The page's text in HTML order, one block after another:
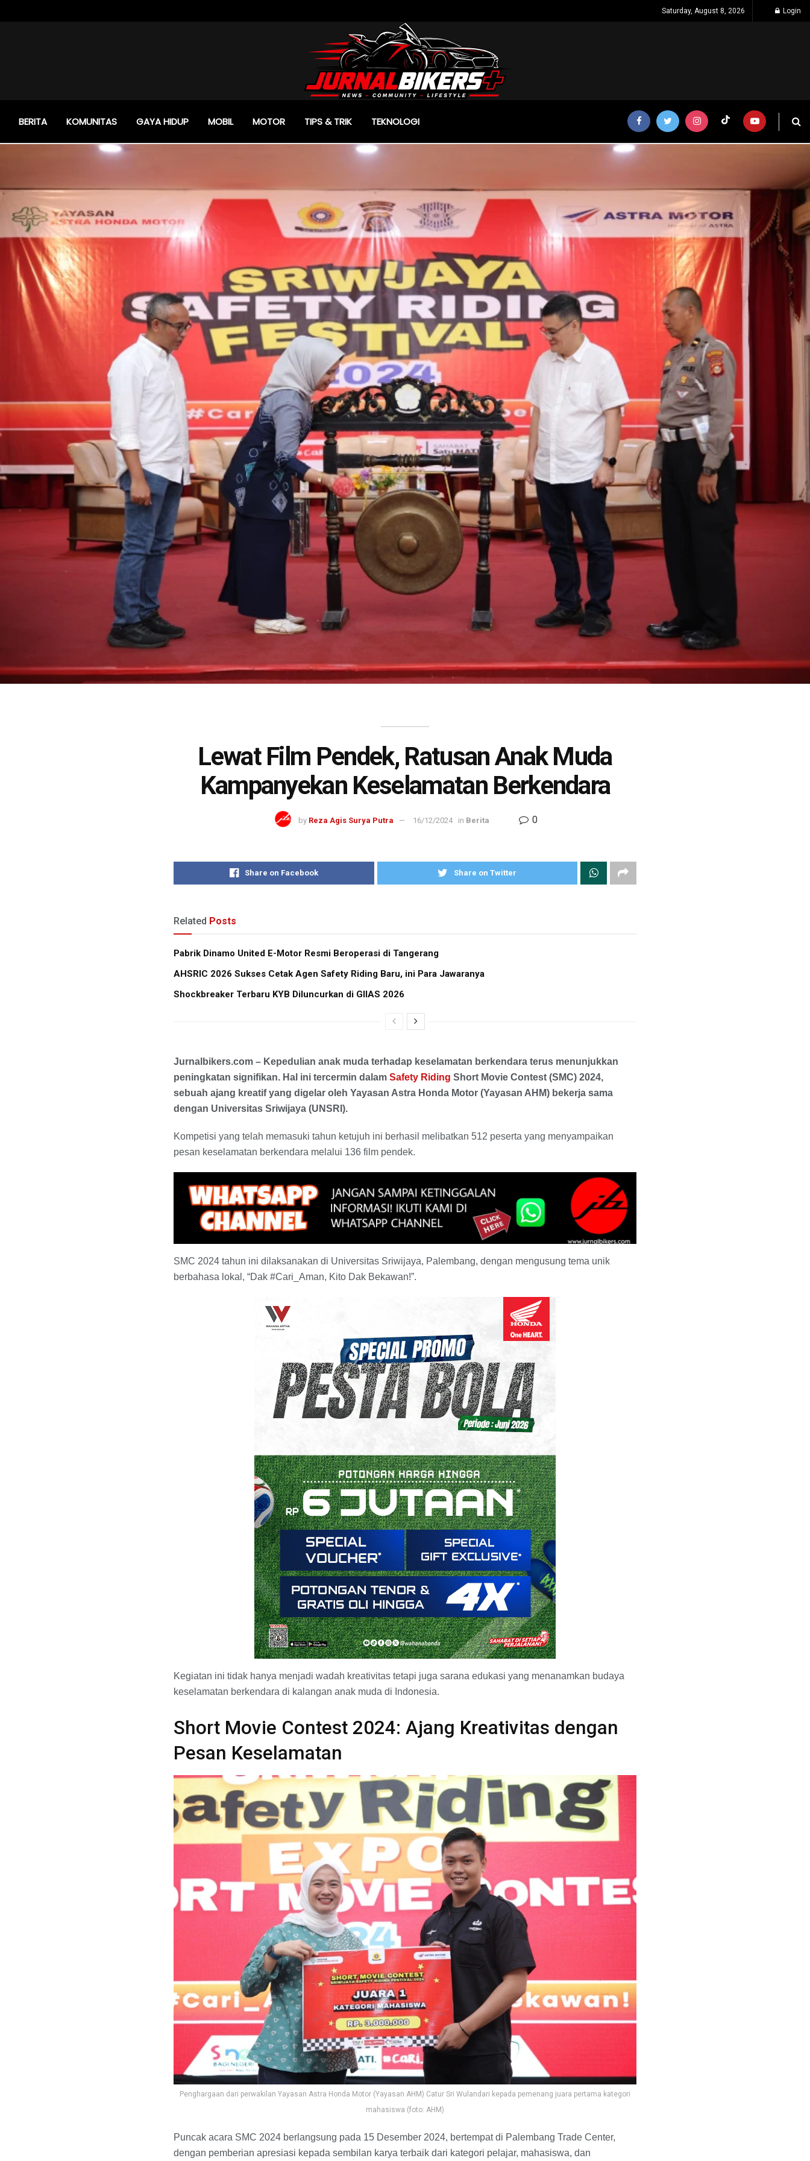
Saturday, August 8, 2026 Login
BERITA KOMUNITAS GAYA HIDUP MOBIL MOTOR TIPS & TRIK TEKNOLOGI
Lewat Film Pendek, Ratusan Anak Muda
Kampanyekan Keselamatan Berkendara
by Reza Agis Surya Putra 16/12/2024 in Berita 0
Share on Facebook Share on Twitter
Related Posts
Pabrik Dinamo United E-Motor Resmi Beroperasi di Tangerang
AHSRIC 2026 Sukses Cetak Agen Safety Riding Baru, ini Para Jawaranya
Shockbreaker Terbaru KYB Diluncurkan di GIIAS 2026
Jurnalbikers.com – Kepedulian anak muda terhadap keselamatan berkendara terus menunjukkan
peningkatan signifikan. Hal ini tercermin dalam Safety Riding Short Movie Contest (SMC) 2024,
sebuah ajang kreatif yang digelar oleh Yayasan Astra Honda Motor (Yayasan AHM) bekerja sama
dengan Universitas Sriwijaya (UNSRI).
Kompetisi yang telah memasuki tahun ketujuh ini berhasil melibatkan 512 peserta yang menyampaikan
pesan keselamatan berkendara melalui 136 film pendek.
SMC 2024 tahun ini dilaksanakan di Universitas Sriwijaya, Palembang, dengan mengusung tema unik
berbahasa lokal, “Dak #Cari_Aman, Kito Dak Bekawan!”.
Kegiatan ini tidak hanya menjadi wadah kreativitas tetapi juga sarana edukasi yang menanamkan budaya
keselamatan berkendara di kalangan anak muda di Indonesia.
Short Movie Contest 2024: Ajang Kreativitas dengan
Pesan Keselamatan
Penghargaan dari perwakilan Yayasan Astra Honda Motor (Yayasan AHM) Catur Sri Wulandari kepada pemenang juara pertama kategori
mahasiswa (foto: AHM)
Puncak acara SMC 2024 berlangsung pada 15 Desember 2024, bertempat di Palembang Trade Center,
dengan pemberian apresiasi kepada sembilan karya terbaik dari kategori pelajar, mahasiswa, dan